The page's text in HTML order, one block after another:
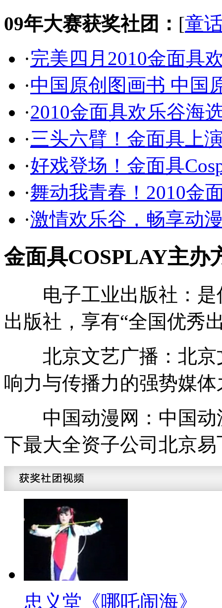
09年大赛获奖社团： [童
·完美四月2010金面具
·中国原创图画书 中国
·2010金面具欢乐谷海
·三头六臂！金面具上
·好戏登场！金面具
·舞动我青春！2010金
·激情欢乐谷，畅享动
金面具COSPLAY主办
电子工业出版社：是
出版社，享有“全国优秀
北京文艺广播：北京
响力与传播力的强势媒体
中国动漫网：中国动
下最大全资子公司北京
忠义堂《哪吒闹海》